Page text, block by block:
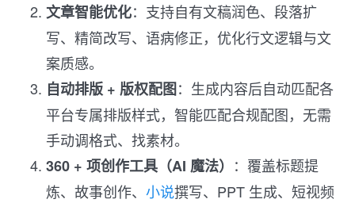
文章智能优化：支持自有文稿润色、段落扩
写、精简改写、语病修正，优化行文逻辑与文
案质感。
自动排版 + 版权配图：生成内容后自动匹配各
平台专属排版样式，智能匹配合规配图，无需
手动调格式、找素材。
360 + 项创作工具（AI 魔法） ：覆盖标题提
炼、故事创作、 小说撰写、PPT 生成、短视频